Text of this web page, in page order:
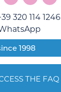
320 114 1246
1998
THE FAQ